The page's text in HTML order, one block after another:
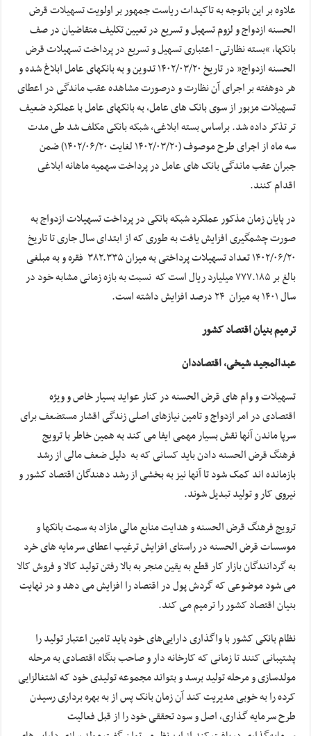
علاوه بر این باتوجه به تاکیدات ریاست جمهور بر اولویت تسهیلات قرض
الحسنه ازدواج و لزوم تسهیل و تسریع در تعیین تکلیف متقاضیان در صف
بانکها، “بسته نظارتی‏‏- اعتباری تسهیل و تسریع در پرداخت تسهیلات قرض
الحسنه ازدواج” در تاریخ ۲۰‏‏/۰۳‏‏/۱۴۰۲ تدوین و به بانکهای عامل ابلاغ شده و
هر دوهفته بر اجرای آن نظارت و درصورت مشاهده عقب ماندگی در اعطای
تسهیلات مزبور از سوی بانک های عامل، به بانکهای عامل با عملکرد ضعیف
تر تذکر داده شد. براساس بسته ابلاغی، شبکه بانکی مکلف شد طی مدت
سه ماه از اجرای طرح موصوف (۲۰‏‏/۰۳‏‏/۱۴۰۲ لغایت ۲۰‏‏/۰۶‏‏/۱۴۰۲) ضمن
جبران عقب ماندگی بانک های عامل در پرداخت سهمیه ماهانه ابلاغی
اقدام کنند.
در پایان زمان مذکور عملکرد شبکه بانکی در پرداخت تسهیلات ازدواج به
صورت چشمگیری افزایش یافت به طوری که از ابتدای سال جاری تا تاریخ
۲۰‏‏‏‏/۰۶‏‏‏‏/۱۴۰۲ تعداد تسهیلات پرداختی به میزان ۳۸۲.۳۳۵ فقره و به مبلغی
بالغ بر ۷۷۷.۱۸۵ میلیارد ریال است که نسبت به بازه زمانی مشابه خود در
سال ۱۴۰۱ به میزان ۲۴ درصد افزایش داشته است.
ترمیم بنیان اقتصاد کشور
عبدالمجید شیخی، اقتصاددان
تسهیلات و وام های قرض الحسنه در کنار عواید بسیار خاص و ویژه
اقتصادی در امر ازدواج و تامین نیازهای اصلی زندگی اقشار مستضعف برای
سرپا ماندن آنها نقش بسیار مهمی ایفا می کند به همین خاطر با ترویج
فرهنگ قرض الحسنه دادن باید کسانی که به دلیل ضعف مالی از رشد
بازمانده اند کمک شود تا آنها نیز به بخشی از رشد دهندگان اقتصاد کشور و
نیروی کار و تولید تبدیل شوند.
ترویج فرهنگ قرض الحسنه و هدایت منابع مالی مازاد به سمت بانکها و
موسسات قرض الحسنه در راستای افزایش ترغیب اعطای سرمایه های خرد
به گردانندگان بازار کار قطع به یقین منجر به بالا رفتن تولید کالا و فروش کالا
می شود موضوعی که گردش پول در اقتصاد را افزایش می دهد و در نهایت
بنیان اقتصاد کشور را ترمیم می کند.
نظام بانکی کشور با واگذاری دارایی‌های خود باید تامین اعتبار تولید را
پشتیبانی کنند تا زمانی که کارخانه دار و صاحب بنگاه اقتصادی به مرحله
مولدسازی و مرحله تولید برسد و بتواند مجموعه تولیدی خود که اشتغالزایی
کرده را به خوبی مدیریت کند آن زمان بانک پس از به بهره برداری رسیدن
طرح سرمایه گذاری، اصل و سود تحققی خود را از قبل فعالیت